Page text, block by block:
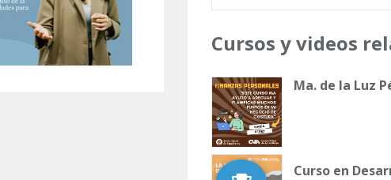
Cursos y videos
Ma. de la Luz
Curso en